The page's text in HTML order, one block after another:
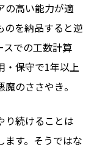
の高い能力が適
のを納品すると逆
スでの工数計算
・保守で1年以上
ささやき――。
り続けることは
ます。そうではな